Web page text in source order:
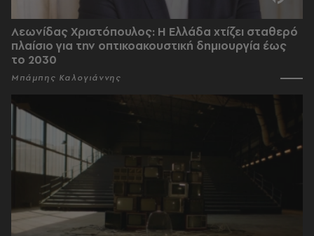
Λεωνίδας Χριστόπουλος: Η Ελλάδα χτίζει σταθερό
πλαίσιο για την οπτικοακουστική δημιουργία έως
το 2030
Μπάμπης Καλογιάννης